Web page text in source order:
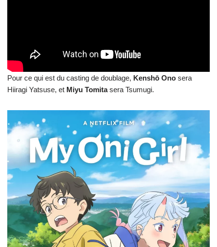
Pour ce qui est du casting de doublage, Kenshō Ono sera
Hiiragi Yatsuse, et Miyu Tomitasera Tsumugi.